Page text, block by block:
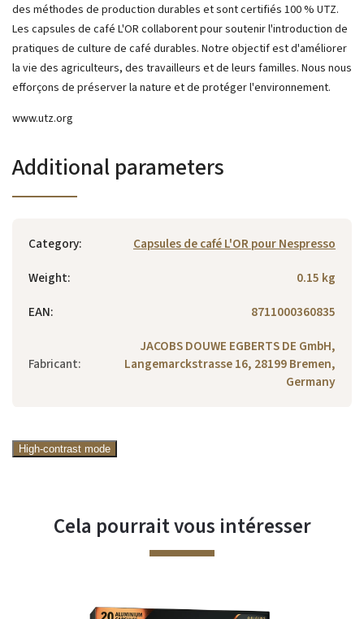
des méthodes de production durables et sont certifiés 100 % UTZ.
Les capsules de café L'OR collaborent pour soutenir l'introduction de
pratiques de culture de café durables. Notre objectif est d'améliorer
la vie des agriculteurs, des travailleurs et de leurs familles. Nous nous
efforçons de préserver la nature et de protéger l'environnement.
www.utz.org
Additional parameters
Category:
Capsules de café L'OR pour Nespresso
Weight:
0.15 kg
EAN: 8711000360835
Fabricant:
JACOBS DOUWE EGBERTS DE GmbH,
Langemarckstrasse 16, 28199 Bremen,
Germany
High-contrast mode
Cela pourrait vous intéresser